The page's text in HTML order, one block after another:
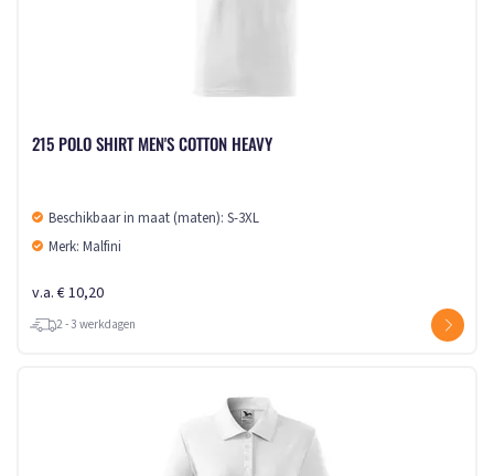
215 POLO SHIRT MEN'S COTTON HEAVY
Beschikbaar in maat (maten): S-3XL
Merk: Malfini
v.a. € 10,20
2 - 3 werkdagen